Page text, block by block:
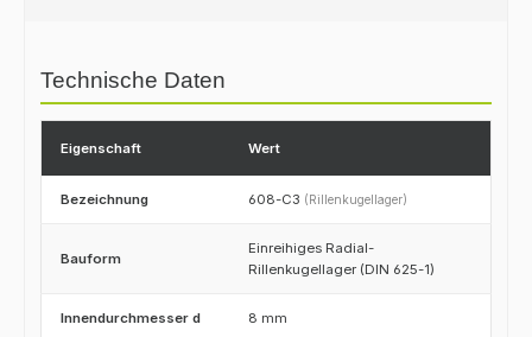
Technische Daten
Eigenschaft Wert
Bezeichnung 608-C3 (Rillenkugellager)
Bauform
Einreihiges Radial-
Rillenkugellager (DIN 625-1)
Innendurchmesser d 8 mm